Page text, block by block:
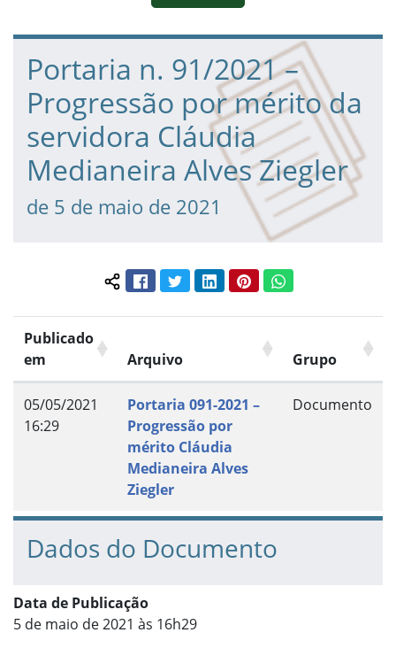
Fim da navegação
Início do conteúdo
Portaria n. 91/2021 –
Progressão por mérito da
servidora Cláudia
Medianeira Alves Ziegler
de 5 de maio de 2021
Compartilhar conteúdo:
FacebookTwitterLinkedInPinterestWhatsApp
Publicado
em
Arquivo Grupo
05/05/2021
16:29
Portaria 091-2021 –
Progressão por
mérito Cláudia
Medianeira Alves
Ziegler
Documento
Dados do Documento
Data de Publicação
5 de maio de 2021 às 16h29